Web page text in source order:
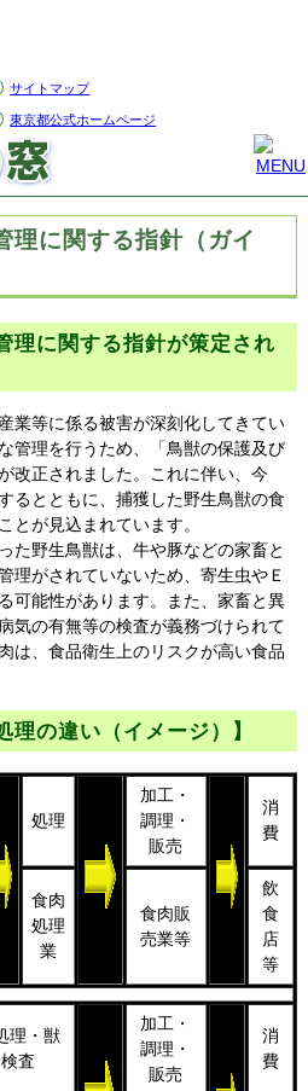
サイトマップ
東京都公式ホームページ
理に関する指針（ガイ
理に関する指針が策定され
業等に係る被害が深刻化してきてい
管理を行うため、「鳥獣の保護及び
改正されました。これに伴い、今
るとともに、捕獲した野生鳥獣の食
とが見込まれています。
た野生鳥獣は、牛や豚などの家畜と
理がされていないため、寄生虫やＥ
可能性があります。また、家畜と異
気の有無等の検査が義務づけられて
は、食品衛生上のリスクが高い食品
理の違い（イメージ）】
処理
加工・
調理・
販売
消
費
食肉
処理
業
食肉販
売業等
飲
食
店
等
理・獣
査
加工・
調理・
販売
消
費